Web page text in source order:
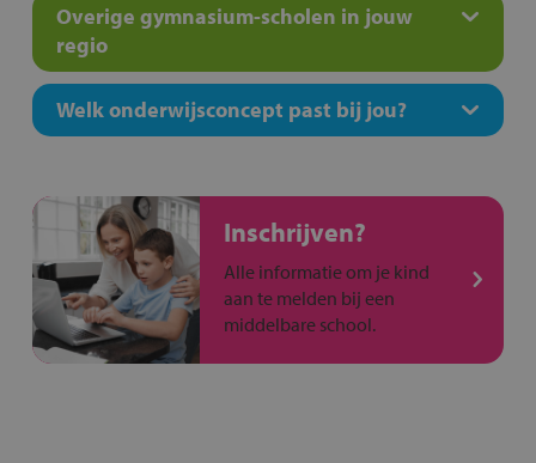
Overige gymnasium-scholen in jouw
regio
Welk onderwijsconcept past bij jou?
Inschrijven?
Alle informatie om je kind
aan te melden bij een
middelbare school.